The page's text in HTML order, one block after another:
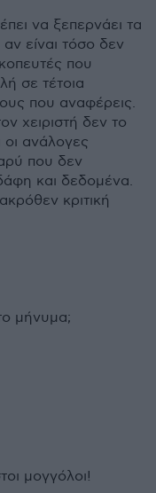
να ξεπερνάει τα
είναι τόσο δεν
που
σε τέτοια
που αναφέρεις.
χειριστή δεν το
ανάλογες
που δεν
και δεδομένα.
κριτική
μήνυμα;
μογγόλοι!